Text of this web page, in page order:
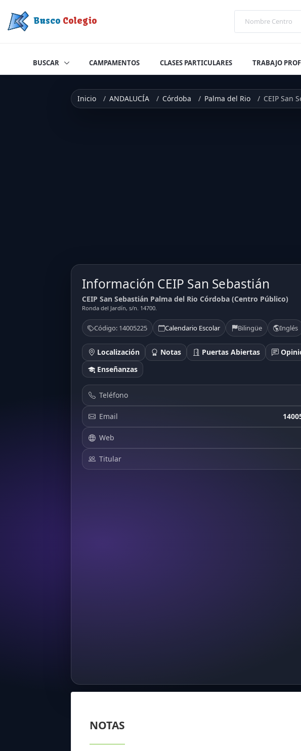
Busco Colegio
BUSCAR CAMPAMENTOS CLASES PARTICULARES TRABAJO
Inicio ANDALUCÍA Córdoba Palma del Rio CEIP San
Información CEIP San Sebastián
CEIP San Sebastián Palma del Rio Córdoba (Centro Público)
Ronda del Jardín, s/n. 14700.
Código: 14005225 Calendario Escolar Bilingüe Inglés
Localización Notas Puertas Abiertas
Enseñanzas
Teléfono
Email
Web
Titular
NOTAS